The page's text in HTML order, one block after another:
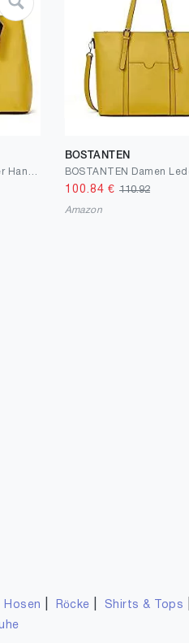
BOSTANTEN
100.84 € 110.92
Amazon
Hosen Röcke Shirts & Tops